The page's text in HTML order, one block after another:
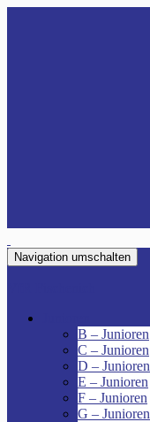
Navigation umschalten
B – Junioren
C – Junioren
D – Junioren
E – Junioren
F – Junioren
G – Junioren